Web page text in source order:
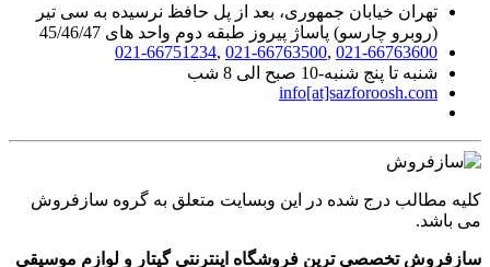
تهران خیابان جمهوری، بعد از پل حافظ نرسیده به سی تیر
(روبرو چارسو) پاساژ پیروز طبقه دوم واحد های 45/46/47
021-66763600
,
021-66763500
,
021-66751234
شنبه تا پنج شنبه-10 صبح الی 8 شب
info[at]sazforoosh.com
کلیه مطالب درج شده در این وبسایت متعلق به گروه سازفروش
می باشد.
سازفروش تخصصی ترین فروشگاه اینترنتی گیتار و لوازم موسیقی